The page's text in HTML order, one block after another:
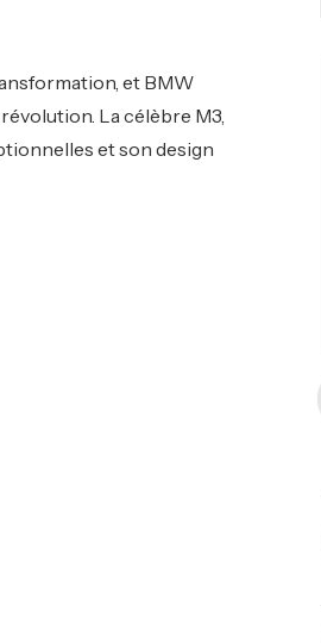
et BMW
La célèbre M3,
et son design